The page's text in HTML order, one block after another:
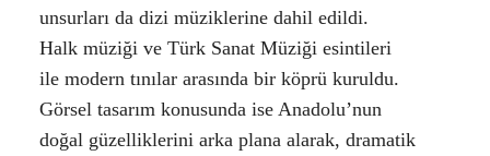
unsurları da dizi müziklerine dahil edildi.
Halk müziği ve Türk Sanat Müziği esintileri
ile modern tınılar arasında bir köprü kuruldu.
Görsel tasarım konusunda ise Anadolu’nun
doğal güzelliklerini arka plana alarak, dramatik